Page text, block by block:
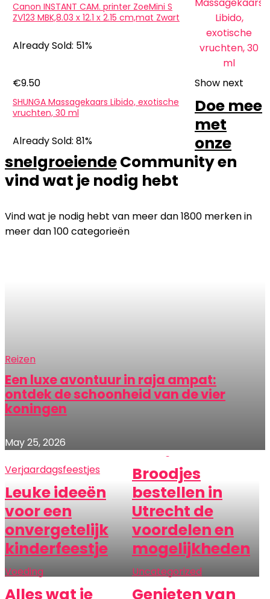
Canon INSTANT CAM. printer ZoeMini S
ZV123 MBK,8.03 x 12.1 x 2.15 cm,mat Zwart
Already Sold: 51%
€9.50
SHUNGA Massagekaars Libido, exotische
vruchten, 30 ml
Already Sold: 81%
Show next
Doe mee
met
onze
snelgroeiendeCommunity en
vind wat je nodig hebt
Vind wat je nodig hebt van meer dan 1800 merken in
meer dan 100 categorieën
Reizen
Een luxe avontuur in raja ampat:
ontdek de schoonheid van de vier
koningen
May 25, 2026
Verjaardagsfeestjes
Leuke ideeën
voor een
onvergetelijk
kinderfeestje
Voeding
Broodjes
bestellen in
Utrecht de
voordelen en
mogelijkheden
Voeding
Alles wat je
Uncategorized
Genieten van